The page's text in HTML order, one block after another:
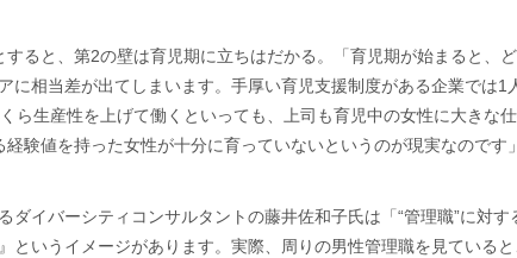
ると、第2の壁は育児期に立ちはだかる。「育児期が始まると、
に相当差が出てしまいます。手厚い育児支援制度がある企業では
ら生産性を上げて働くといっても、上司も育児中の女性に大きな
験値を持った女性が十分に育っていないというのが現実なのです」
ダイバーシティコンサルタントの藤井佐和子氏は「“管理職”に対
というイメージがあります。実際、周りの男性管理職を見ている